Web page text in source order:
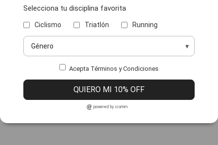
Selecciona tu disciplina favorita
Ciclismo Triatlón Running
Acepta Términos y Condiciones
QUIERO MI 10% OFF
powered by icomm